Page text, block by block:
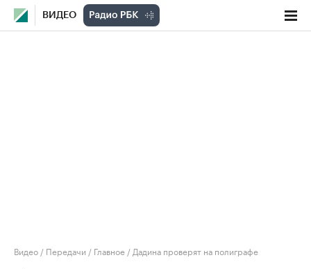
ВИДЕО
Видео / Передачи / Главное / Дадина проверят на полиграфе